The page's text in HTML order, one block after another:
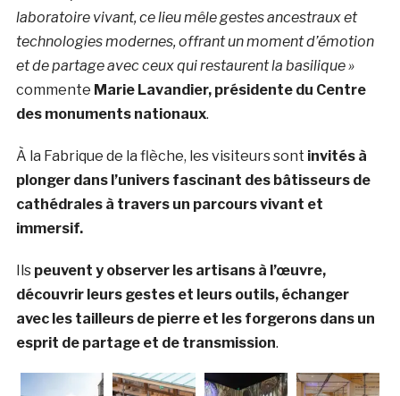
laboratoire vivant, ce lieu mêle gestes ancestraux et
technologies modernes, offrant un moment d’émotion
et de partage avec ceux qui restaurent la basilique »
commente Marie Lavandier, présidente du Centre
des monuments nationaux.
À la Fabrique de la flèche, les visiteurs sont invités à
plonger dans l’univers fascinant des bâtisseurs de
cathédrales à travers un parcours vivant et
immersif.
Ils peuvent y observer les artisans à l’œuvre,
découvrir leurs gestes et leurs outils, échanger
avec les tailleurs de pierre et les forgerons dans un
esprit de partage et de transmission.